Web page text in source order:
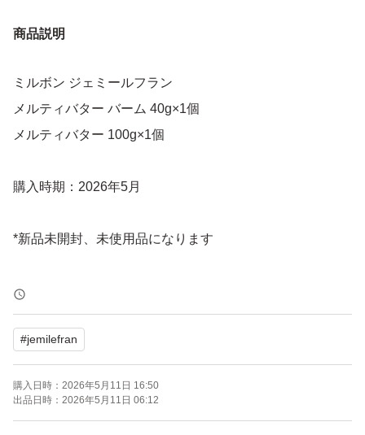
商品説明
ミルボン ジェミールフラン
メルティバター バーム 40g×1個
メルティバター 100g×1個
購入時期：2026年5月
*新品未開封、未使用品になります
*24時間以内発送、安心の匿名配送です
*即購入OK(コメント不要)です
【商品概要】
◎夜のまとまりを朝まで維持できる洗い流さないトリート
#jemilefran
購入日時： 2026年5月11日 16:50
出品日時： 2026年5月11日 06:12